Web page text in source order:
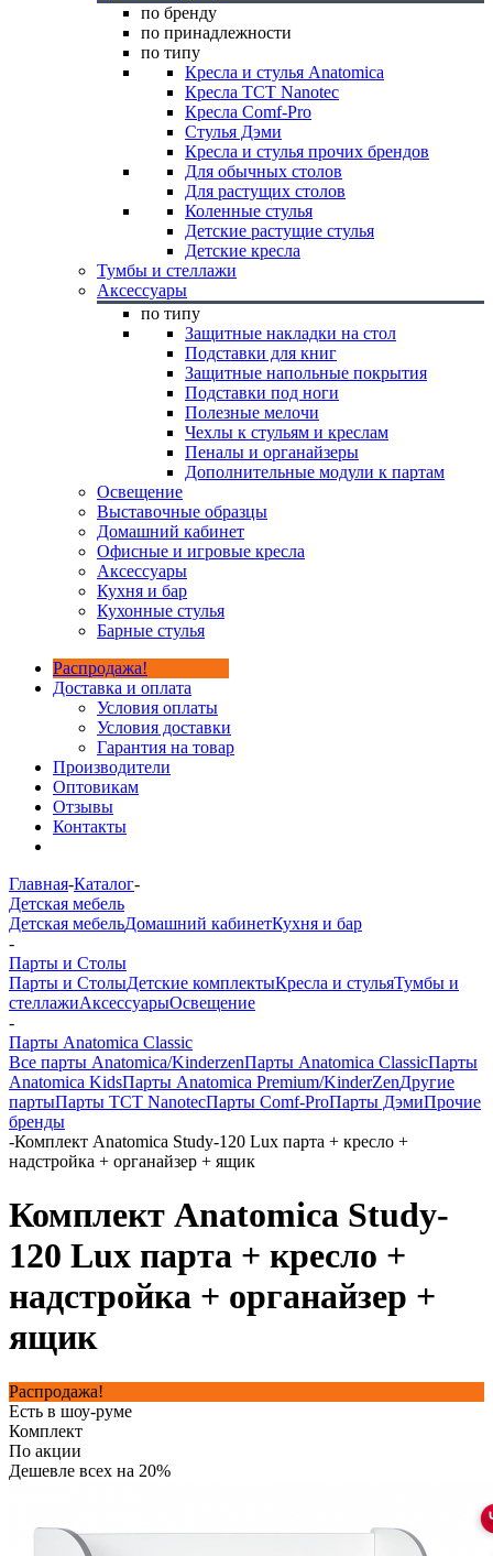
по бренду
по принадлежности
по типу
Кресла и стулья Anatomica
Кресла TCT Nanotec
Кресла Comf-Pro
Стулья Дэми
Кресла и стулья прочих брендов
Для обычных столов
Для растущих столов
Коленные стулья
Детские растущие стулья
Детские кресла
Тумбы и стеллажи
Аксессуары
по типу
Защитные накладки на стол
Подставки для книг
Защитные напольные покрытия
Подставки под ноги
Полезные мелочи
Чехлы к стульям и креслам
Пеналы и органайзеры
Дополнительные модули к партам
Освещение
Выставочные образцы
Домашний кабинет
Офисные и игровые кресла
Аксессуары
Кухня и бар
Кухонные стулья
Барные стулья
Распродажа!
Доставка и оплата
Условия оплаты
Условия доставки
Гарантия на товар
Производители
Оптовикам
Отзывы
Контакты
Главная-Каталог-
Детская мебель
Детская мебельДомашний кабинетКухня и бар
-
Парты и Столы
Парты и СтолыДетские комплектыКресла и стульяТумбы и
стеллажиАксессуарыОсвещение
-
Парты Anatomica Classic
Все парты Anatomica/KinderzenПарты Anatomica ClassicПарты
Anatomica KidsПарты Anatomica Premium/KinderZenДругие
партыПарты TCT NanotecПарты Comf-ProПарты ДэмиПрочие
бренды
-Комплект Anatomica Study-120 Lux парта + кресло +
надстройка + органайзер + ящик
Комплект Anatomica Study-
120 Lux парта + кресло +
надстройка + органайзер +
ящик
Распродажа!
Есть в шоу-руме
Комплект
По акции
Дешевле всех на 20%